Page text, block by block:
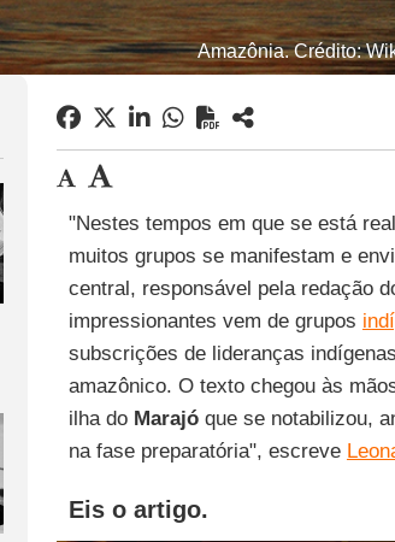
Amazônia. Crédito:
"Nestes tempos em que se está
muitos grupos se manifestam e
central, responsável pela redação
impressionantes vem de grupos
subscrições de lideranças
amazônico. O texto chegou às
ilha do Marajó que se notabilizou,
na fase preparatória", escreve
Eis o artigo.